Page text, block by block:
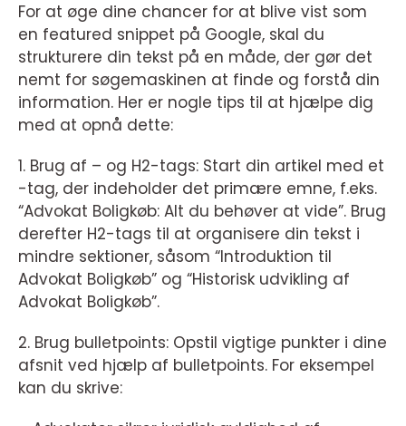
For at øge dine chancer for at blive vist som
en featured snippet på Google, skal du
strukturere din tekst på en måde, der gør det
nemt for søgemaskinen at finde og forstå din
information. Her er nogle tips til at hjælpe dig
med at opnå dette:
1. Brug af – og H2-tags: Start din artikel med et
-tag, der indeholder det primære emne, f.eks.
“Advokat Boligkøb: Alt du behøver at vide”. Brug
derefter H2-tags til at organisere din tekst i
mindre sektioner, såsom “Introduktion til
Advokat Boligkøb” og “Historisk udvikling af
Advokat Boligkøb”.
2. Brug bulletpoints: Opstil vigtige punkter i dine
afsnit ved hjælp af bulletpoints. For eksempel
kan du skrive: